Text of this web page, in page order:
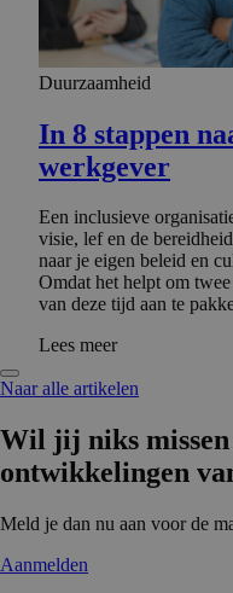
Duurzaamheid
In 8 stappen
werkgever
Een inclusieve
visie, lef en de
naar je eigen beleid en
Omdat het helpt om
van deze tijd aan te
Lees meer
Naar alle artikelen
Wil jij niks missen
ontwikke­lingen
Meld je dan nu aan voor de
Aanmelden